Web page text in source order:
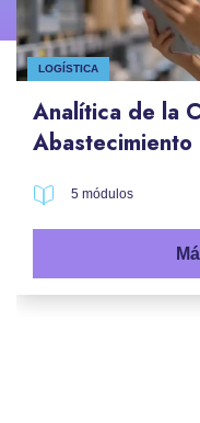
LOGÍSTICA
Analítica de la
Abastecimiento
5 módulos